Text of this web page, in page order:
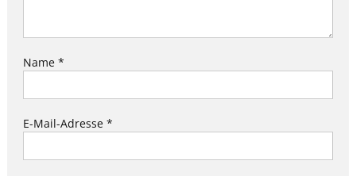
Name *
E-Mail-Adresse *